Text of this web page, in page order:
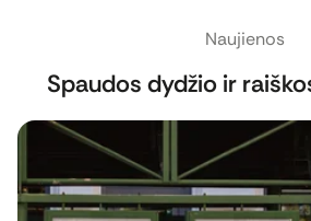
Naujienos
Spaudos dydžio ir